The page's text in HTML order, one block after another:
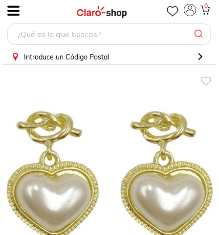
0
Introduce un Código Postal